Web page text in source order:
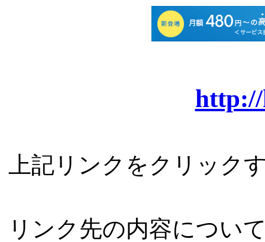
上記リンクをクリック
リンク先の内容につい